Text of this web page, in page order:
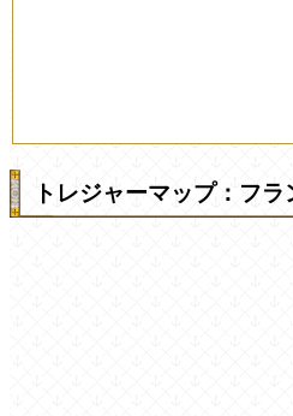
トレジャーマップ：フラ